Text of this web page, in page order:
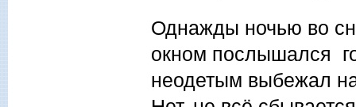
Однажды ночью во
окном послышался
неодетым выбежал